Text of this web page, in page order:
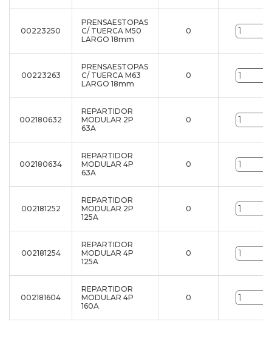
00223250
PRENSAESTOPAS
C/ TUERCA M50
LARGO 18mm
0
00223263
PRENSAESTOPAS
C/ TUERCA M63
LARGO 18mm
0
002180632
REPARTIDOR
MODULAR 2P
63A
0
002180634
REPARTIDOR
MODULAR 4P
63A
0
002181252
REPARTIDOR
MODULAR 2P
125A
0
002181254
REPARTIDOR
MODULAR 4P
125A
0
002181604
REPARTIDOR
MODULAR 4P
160A
0